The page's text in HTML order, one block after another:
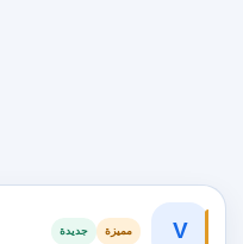
V مميزة جديدة